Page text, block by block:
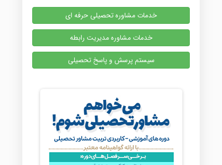
خدمات مشاوره تحصیلی حرفه ای
خدمات مشاوره مدیریت رابطه
سیستم پرسش و پاسخ تحصیلی